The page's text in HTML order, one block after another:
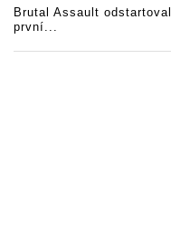
Brutal Assault odstartoval,
první...